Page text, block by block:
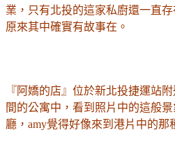
業，只有北投的這家私廚還一直
原來其中確實有故事在。
『阿嬌的店』位於新北投捷運站
間的公寓中，看到照片中的這般
廳，amy覺得好像來到港片中的那